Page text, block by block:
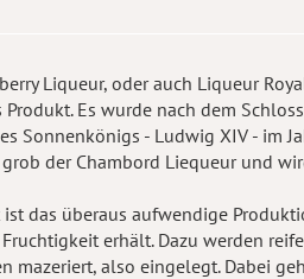
Liqueur, oder auch Liqueur
Es wurde nach dem
Sonnenkönigs - Ludwig XIV - im
der Chambord Liequeur und
das überaus aufwendige
erhält. Dazu werden
mazeriert, also eingelegt. Dabei